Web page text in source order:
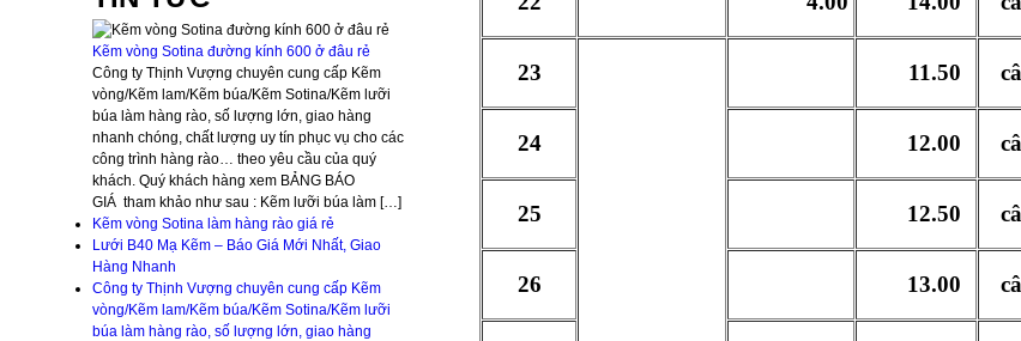
23 11.50
24 12.00
25 12.50
26 13.00
Kẽm vòng Sotina đường kính 600 ở đâu rẻ
Công ty Thịnh Vượng chuyên cung cấp Kẽm
vòng/Kẽm lam/Kẽm búa/Kẽm Sotina/Kẽm lưỡi
búa làm hàng rào, số lượng lớn, giao hàng
nhanh chóng, chất lượng uy tín phục vụ cho các
công trình hàng rào… theo yêu cầu của quý
khách. Quý khách hàng xem BẢNG BÁO
GIÁ tham khảo như sau : Kẽm lưỡi búa làm […]
Kẽm vòng Sotina làm hàng rào giá rẻ
Lưới B40 Mạ Kẽm – Báo Giá Mới Nhất, Giao
Hàng Nhanh
Công ty Thịnh Vượng chuyên cung cấp Kẽm
vòng/Kẽm lam/Kẽm búa/Kẽm Sotina/Kẽm lưỡi
búa làm hàng rào, số lượng lớn, giao hàng